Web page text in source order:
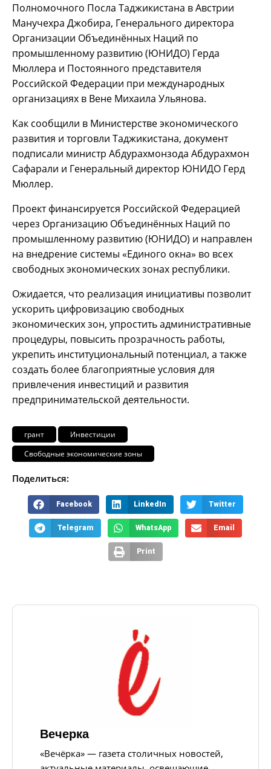
Полномочного Посла Таджикистана в Австрии
Манучехра Джобира, Генерального директора
Организации Объединённых Наций по
промышленному развитию (ЮНИДО) Герда
Мюллера и Постоянного представителя
Российской Федерации при международных
организациях в Вене Михаила Ульянова.
Как сообщили в Министерстве экономического
развития и торговли Таджикистана, документ
подписали министр Абдурахмонзода Абдурахмон
Сафарали и Генеральный директор ЮНИДО Герд
Мюллер.
Проект финансируется Российской Федерацией
через Организацию Объединённых Наций по
промышленному развитию (ЮНИДО) и направлен
на внедрение системы «Единого окна» во всех
свободных экономических зонах республики.
Ожидается, что реализация инициативы позволит
ускорить цифровизацию свободных
экономических зон, упростить административные
процедуры, повысить прозрачность работы,
укрепить институциональный потенциал, а также
создать более благоприятные условия для
привлечения инвестиций и развития
предпринимательской деятельности.
грант
Инвестиции
Свободные экономические зоны
Поделиться:
Facebook LinkedIn Twitter
Telegram WhatsApp Email
Print
Вечерка
«Вечёрка» — газета столичных новостей,